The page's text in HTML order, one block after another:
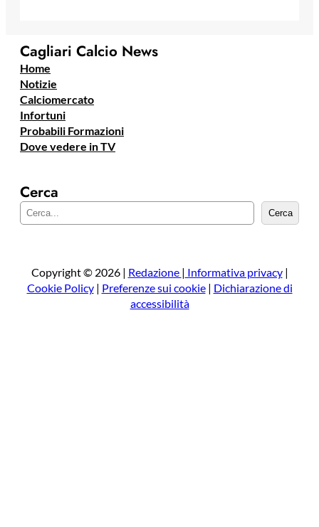
Cagliari Calcio News
Home
Notizie
Calciomercato
Infortuni
Probabili Formazioni
Dove vedere in TV
Cerca
e
a
Cerca
Copyright © 2026 | Redazione | Informativa privacy|
Cookie Policy| Preferenze sui cookie| Dichiarazione di
accessibilità